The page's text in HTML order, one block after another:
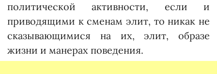
политической активности, если и
приводящими к сменам элит, то никак не
сказывающимися на их, элит, образе
жизни и манерах поведения.